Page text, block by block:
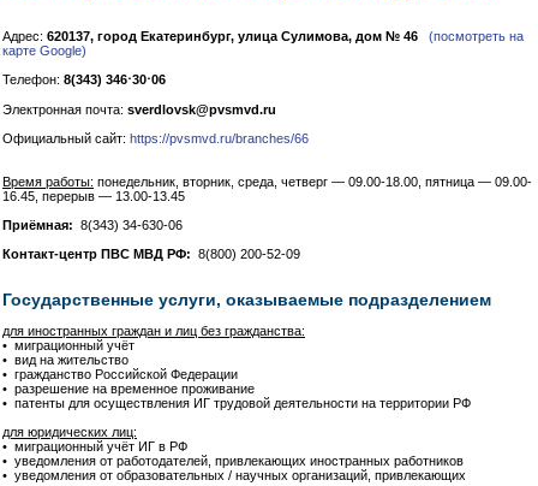
Адрес: 620137, город Екатеринбург, улица Сулимова, дом № 46
(посмотреть на
карте Google)
Телефон: 8(343) 346⋅30⋅06
Электронная почта: sverdlovsk@pvsmvd.ru
Официальный сайт: https://pvsmvd.ru/branches/66
Время работы: понедельник, вторник, среда, четверг — 09.00-18.00, пятница — 09.00-
16.45, перерыв — 13.00-13.45
Приёмная: 8(343) 34-630-06
Контакт-центр ПВС МВД РФ: 8(800) 200-52-09
Государственные услуги, оказываемые подразделением
для иностранных граждан и лиц без гражданства:
• миграционный учёт
• вид на жительство
• гражданство Российской Федерации
• разрешение на временное проживание
• патенты для осуществления ИГ трудовой деятельности на территории РФ
для юридических лиц:
• миграционный учёт ИГ в РФ
• уведомления от работодателей, привлекающих иностранных работников
• уведомления от образовательных / научных организаций, привлекающих